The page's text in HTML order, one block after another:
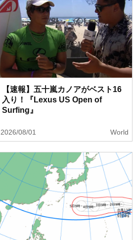
【速報】五十嵐カノアがベスト16
入り！『Lexus US Open of
Surfing』
2026/08/01 World